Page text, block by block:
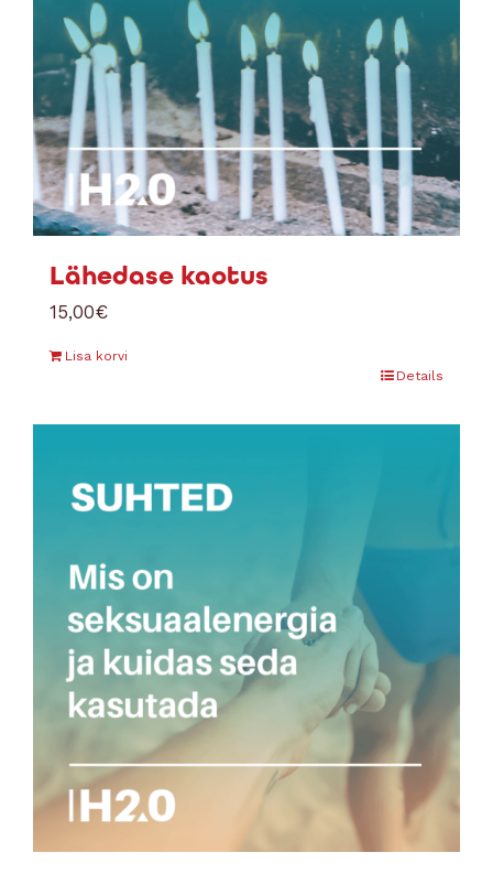
Lähedase kaotus
15,00€
Lisa korvi
Details